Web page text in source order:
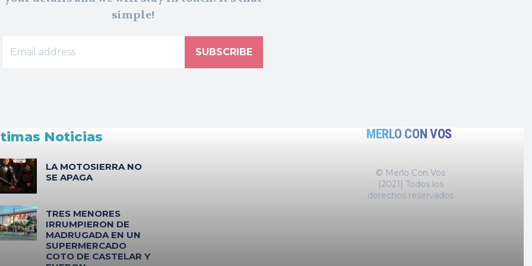
simple!
SUBSCRIBE
Noticias
LA MOTOSIERRA NO
SE APAGA
TRES MENORES
IRRUMPIERON DE
MADRUGADA EN UN
SUPERMERCADO
COTO DE CASTELAR Y
MERLO CON VOS
© Merlo Con Vos
|2021| Todos los
derechos reservados